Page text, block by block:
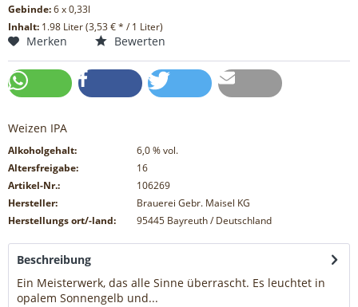
Gebinde:6 x 0,33l
Inhalt: 1.98 Liter (3,53 € * / 1 Liter)
Merken Bewerten
Weizen IPA
Alkoholgehalt: 6,0% vol.
Altersfreigabe:
16
Artikel-Nr.:
106269
Hersteller:
Brauerei Gebr. Maisel KG
Herstellungs ort/-land:
95445 Bayreuth / Deutschland
Beschreibung
Ein Meisterwerk, das alle Sinne überrascht. Es leuchtet in
opalem Sonnengelb und...